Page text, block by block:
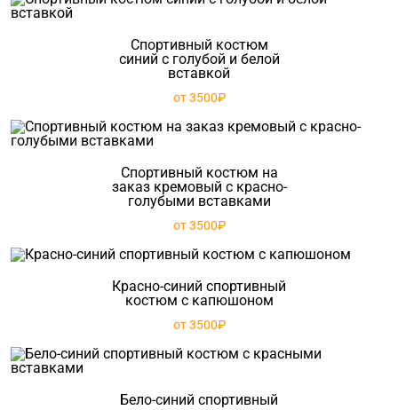
Спортивный костюм
синий с голубой и белой
вставкой
от 3500₽
Спортивный костюм на
заказ кремовый с красно-
голубыми вставками
от 3500₽
Красно-синий спортивный
костюм с капюшоном
от 3500₽
Бело-синий спортивный